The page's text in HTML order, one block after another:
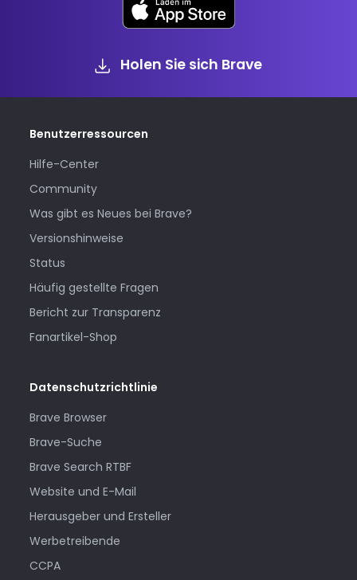
Holen Sie sich Brave
Benutzerressourcen
Hilfe-Center
Community
Was gibt es Neues bei Brave?
Versionshinweise
Status
Häufig gestellte Fragen
Bericht zur Transparenz
Fanartikel-Shop
Datenschutzrichtlinie
Brave Browser
Brave-Suche
Brave Search RTBF
Website und E-Mail
Herausgeber und Ersteller
Werbetreibende
CCPA